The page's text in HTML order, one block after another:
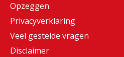
Opzeggen
Privacyverklaring
Veel gestelde vragen
Disclaimer